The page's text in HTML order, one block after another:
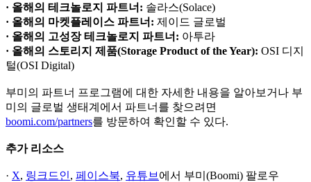
· 올해의 테크놀로지 파트너: 솔라스(Solace)
· 올해의 마켓플레이스 파트너: 제이드 글로벌
· 올해의 고성장 테크놀로지 파트너: 아투라
· 올해의 스토리지 제품(Storage Product of the Year): OSI 디지
털(OSI Digital)
부미의 파트너 프로그램에 대한 자세한 내용을 알아보거나 부
미의 글로벌 생태계에서 파트너를 찾으려면
boomi.com/partners를 방문하여 확인할 수 있다.
추가 리소스
· X, 링크드인, 페이스북, 유튜브 에서 부미(Boomi) 팔로우